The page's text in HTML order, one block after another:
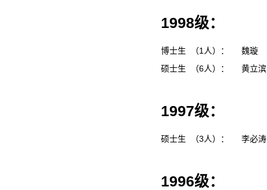
1998级：
博士生 （1人）：
魏璇
硕士生 （6人）：
黄立
1997级：
硕士生 （3人）： 李必
1996级：